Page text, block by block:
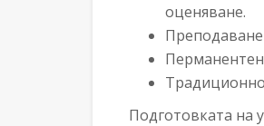
оценяване.
Традиционно
Подготовката на